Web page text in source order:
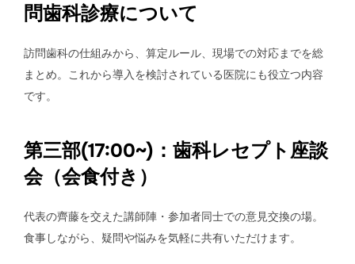
問歯科診療について
訪問歯科の仕組みから、算定ルール、現場での対応までを総
まとめ。これから導入を検討されている医院にも役立つ内容
です。
第三部(17:00~)：歯科レセプト座談
会（会食付き）
代表の齊藤を交えた講師陣・参加者同士での意見交換の場。
食事しながら、疑問や悩みを気軽に共有いただけます。